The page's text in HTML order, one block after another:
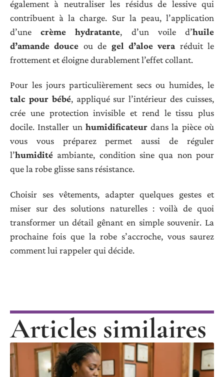
également à neutraliser les résidus de lessive qui
contribuent à la charge. Sur la peau, l’application
d’unecrème hydratante, d’un voile d’huile
d’amande douce ou de gel d’aloe vera réduit le
frottement et éloigne durablement l’effet collant.
Pour les jours particulièrement secs ou humides, le
talc pour bébé, appliqué sur l’intérieur des cuisses,
crée une protection invisible et rend le tissu plus
docile. Installer un humidificateurdans la pièce où
vous vous préparez permet aussi de réguler
l’humidité ambiante, condition sine qua non pour
que la robe glisse sans résistance.
Choisir ses vêtements, adapter quelques gestes et
miser sur des solutions naturelles : voilà de quoi
transformer un détail gênant en simple souvenir. La
prochaine fois que la robe s’accroche, vous saurez
comment lui rappeler qui décide.
Articles similaires